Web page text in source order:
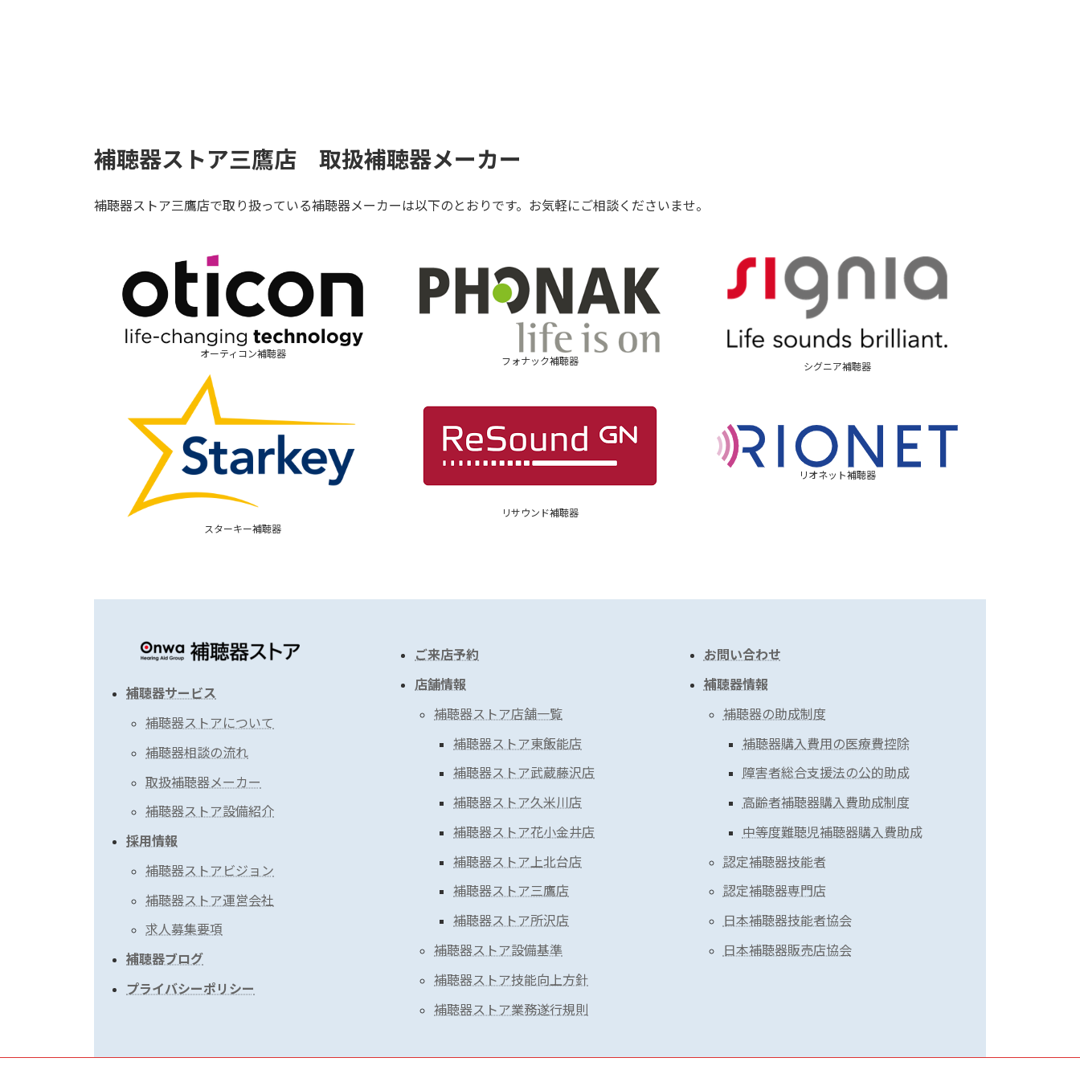
補聴器ストア三鷹店 取扱補聴器メーカー
補聴器ストア三鷹店で取り扱っている補聴器メーカーは以下のとおりです。お気軽にご相談くださいませ。
オーティコン補聴器
スターキー補聴器
フォナック補聴器
リサウンド補聴器
シグニア補聴器
リオネット補聴器
補聴器サービス
補聴器ストアについて
補聴器相談の流れ
取扱補聴器メーカー
補聴器ストア設備紹介
採用情報
補聴器ストアビジョン
補聴器ストア運営会社
求人募集要項
補聴器ブログ
プライバシーポリシー
ご来店予約
店舗情報
補聴器ストア店舗一覧
補聴器ストア東飯能店
補聴器ストア武蔵藤沢店
補聴器ストア久米川店
補聴器ストア花小金井店
補聴器ストア上北台店
補聴器ストア三鷹店
補聴器ストア所沢店
補聴器ストア設備基準
補聴器ストア技能向上方針
補聴器ストア業務遂行規則
お問い合わせ
補聴器情報
補聴器の助成制度
補聴器購入費用の医療費控除
障害者総合支援法の公的助成
高齢者補聴器購入費助成制度
中等度難聴児補聴器購入費助成
認定補聴器技能者
認定補聴器専門店
日本補聴器技能者協会
日本補聴器販売店協会